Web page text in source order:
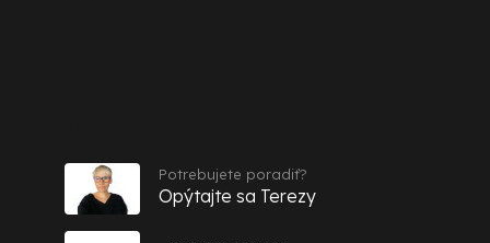
Potrebujete poradiť?
Opýtajte sa Terezy